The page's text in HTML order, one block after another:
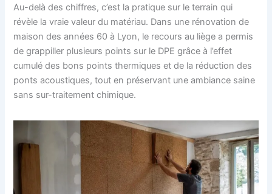
Au-delà des chiffres, c’est la pratique sur le terrain qui
révèle la vraie valeur du matériau. Dans une rénovation de
maison des années 60 à Lyon, le recours au liège a permis
de grappiller plusieurs points sur le DPE grâce à l’effet
cumulé des bons points thermiques et de la réduction des
ponts acoustiques, tout en préservant une ambiance saine
sans sur-traitement chimique.